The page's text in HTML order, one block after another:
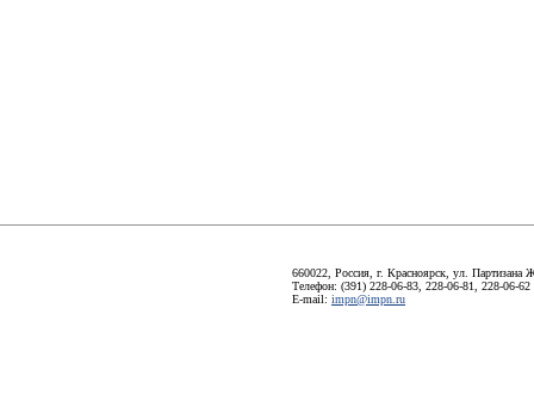
660022, Россия, г. Красноярск, ул. Партизана
Телефон: (391) 228-06-83, 228-06-81, 228-06-62
E-mail: impn@impn.ru